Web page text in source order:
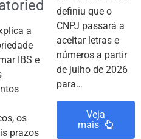
a
IBS e
os
prazos
definiu que o
CNPJ passará a
aceitar letras e
números a partir
de julho de 2026
para…
Veja
mais